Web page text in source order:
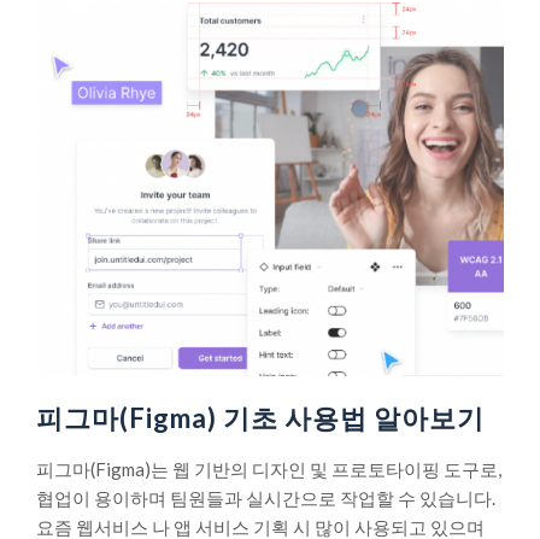
피그마(Figma) 기초 사용법 알아보기
피그마(Figma)는 웹 기반의 디자인 및 프로토타이핑 도구로,
협업이 용이하며 팀원들과 실시간으로 작업할 수 있습니다.
요즘 웹서비스 나 앱 서비스 기획 시 많이 사용되고 있으며